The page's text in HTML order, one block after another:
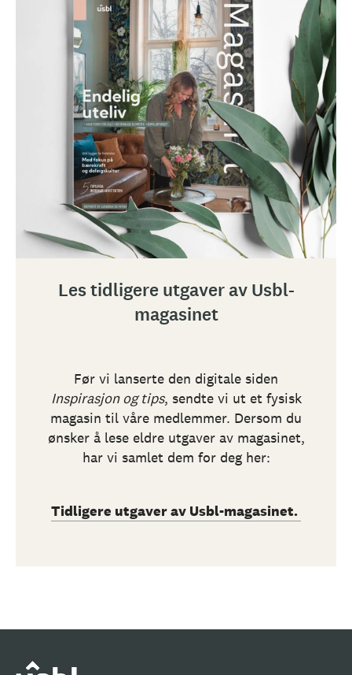
Les tidligere utgaver av Usbl-
magasinet
Før vi lanserte den digitale siden
Inspirasjon og tips, sendte vi ut et fysisk
magasin til våre medlemmer. Dersom du
ønsker å lese eldre utgaver av magasinet,
har vi samlet dem for deg her:
Tidligere utgaver av Usbl-magasinet.